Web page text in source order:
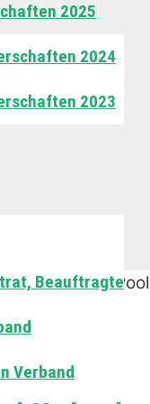
2025
2024
2023
Beauftragte
Verband
Ost-Pool